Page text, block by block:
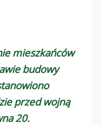
mieszkańców
budowy
przed wojną
20.